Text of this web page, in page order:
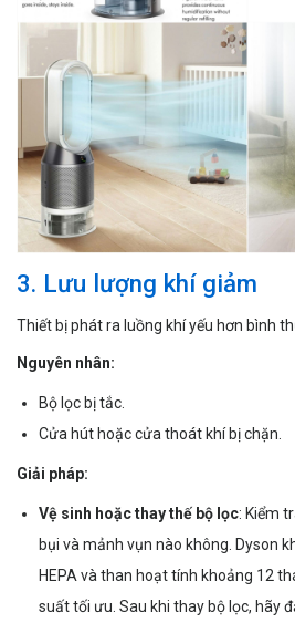
3. Lưu lượng khí giảm
Thiết bị phát ra luồng khí yếu hơn bình
Nguyên nhân:
Bộ lọc bị tắc.
Cửa hút hoặc cửa thoát khí bị chặn.
Giải pháp:
Vệ sinh hoặc thay thế bộ lọc: Kiểm
bụi và mảnh vụn nào không. Dyson
HEPA và than hoạt tính khoảng 12
suất tối ưu. Sau khi thay bộ lọc, hãy